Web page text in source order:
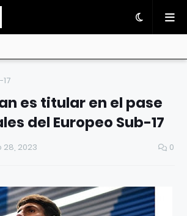
es titular en el pase
del Europeo Sub-17
28, 2023 0